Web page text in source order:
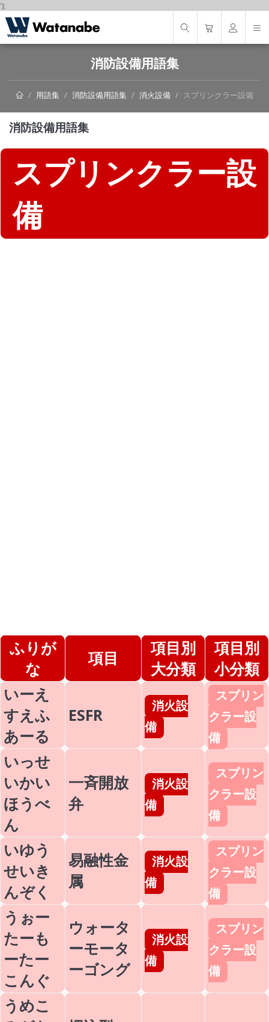
');
消防設備用語集
用語集 消防設備用語集 消火設備 スプリンクラー設備
消防設備用語集
スプリンクラー設
備
ふりが
な
項目
項目別
大分類
項目別
小分類
いーえ
すえふ
あーる
ESFR
消火設
備
スプリン
クラー設
備
いっせ
いかい
ほうべ
ん
一斉開放
弁
消火設
備
スプリン
クラー設
備
いゆう
せいき
んぞく
易融性金
属
消火設
備
スプリン
クラー設
備
うぉー
たーも
ーたー
こんぐ
ウォータ
ーモータ
ーゴング
消火設
備
スプリン
クラー設
備
うめこ